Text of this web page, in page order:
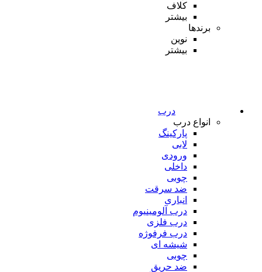
کلاف
بیشتر
برندها
نوین
بیشتر
درب
انواع درب
پارکینگ
لابی
ورودی
داخلی
چوبی
ضد سرقت
انباری
درب آلومینیوم
درب فلزی
درب فرفوژه
شیشه ای
چوبی
ضد حریق